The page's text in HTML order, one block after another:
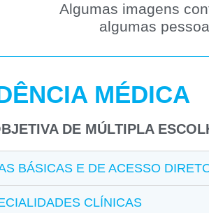
Algumas imagens
algumas
MÉDICA
DE MÚLTIPLA
BÁSICAS E DE ACESSO
CLÍNICAS